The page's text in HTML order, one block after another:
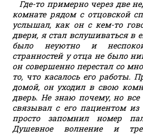
Где-то примерно через две
комнате рядом с отцовской
услышал, как он с кем-то
двери, я стал вслушиваться в
было неуютно и
странностей у отца не было
он совершенно перестал со
то, что касалось его работы.
домой, он уходил в свою
дверь. Не знаю почему, но все
связывал с его пациентом
просто запомнил номер
Душевное волнение и